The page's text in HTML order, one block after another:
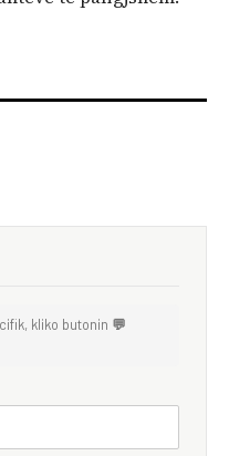
kliko butonin 💬